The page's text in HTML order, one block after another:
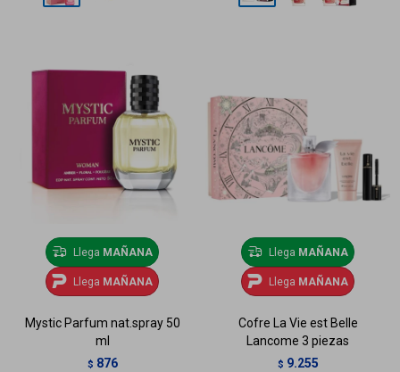
Llega MAÑANA
Llega MAÑANA
Mystic Parfum nat.spray 50
ml
$ 876
Llega MAÑANA
Llega MAÑANA
Cofre La Vie est Belle
Lancome 3 piezas
$ 9.255